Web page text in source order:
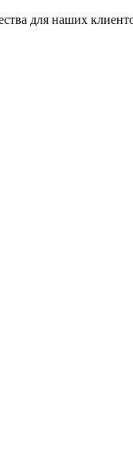
для наших